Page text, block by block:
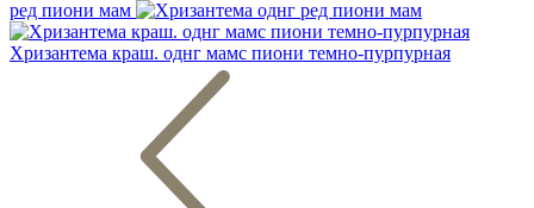
ред пиони мам
Хризантема краш. однг мамс пиони темно-пурпурная